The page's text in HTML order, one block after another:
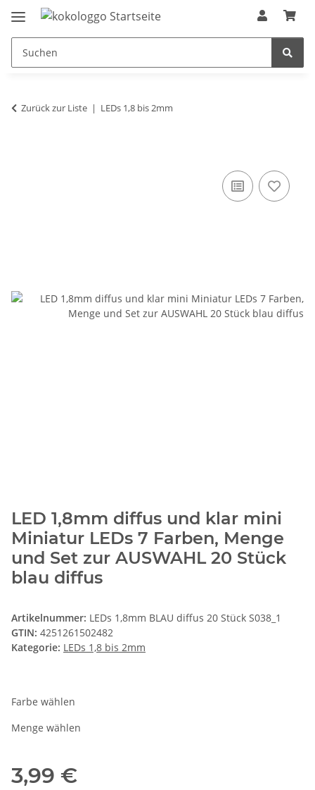
Zurück zur Liste LEDs 1,8 bis 2mm
LED 1,8mm diffus und klar mini
Miniatur LEDs 7 Farben, Menge
und Set zur AUSWAHL 20 Stück
blau diffus
Artikelnummer: LEDs 1,8mm BLAU diffus 20 Stück S038_1
GTIN: 4251261502482
Kategorie: LEDs 1,8 bis 2mm
Farbe wählen
Menge wählen
3,99 €